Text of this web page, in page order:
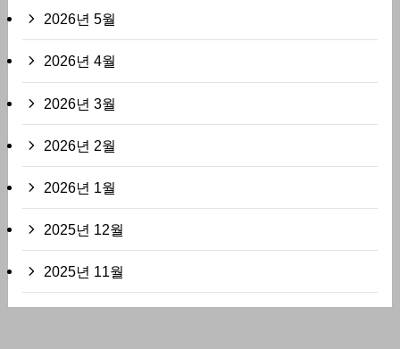
2026년 5월
2026년 4월
2026년 3월
2026년 2월
2026년 1월
2025년 12월
2025년 11월